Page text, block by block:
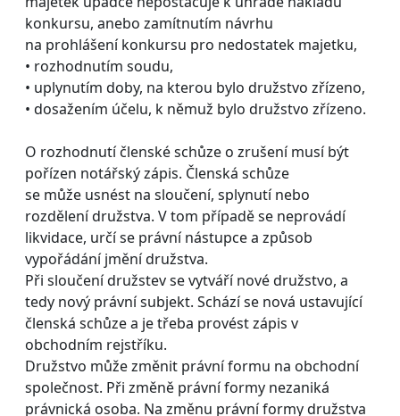
konkursu, anebo zamítnutím návrhu
na prohlášení konkursu pro nedostatek majetku,
• rozhodnutím soudu,
• uplynutím doby, na kterou bylo družstvo zřízeno,
• dosažením účelu, k němuž bylo družstvo zřízeno.
O rozhodnutí členské schůze o zrušení musí být
pořízen notářský zápis. Členská schůze
se může usnést na sloučení, splynutí nebo
rozdělení družstva. V tom případě se neprovádí
likvidace, určí se právní nástupce a způsob
vypořádání jmění družstva.
Při sloučení družstev se vytváří nové družstvo, a
tedy nový právní subjekt. Schází se nová ustavující
členská schůze a je třeba provést zápis v
obchodním rejstříku.
Družstvo může změnit právní formu na obchodní
společnost. Při změně právní formy nezaniká
právnická osoba. Na změnu právní formy družstva